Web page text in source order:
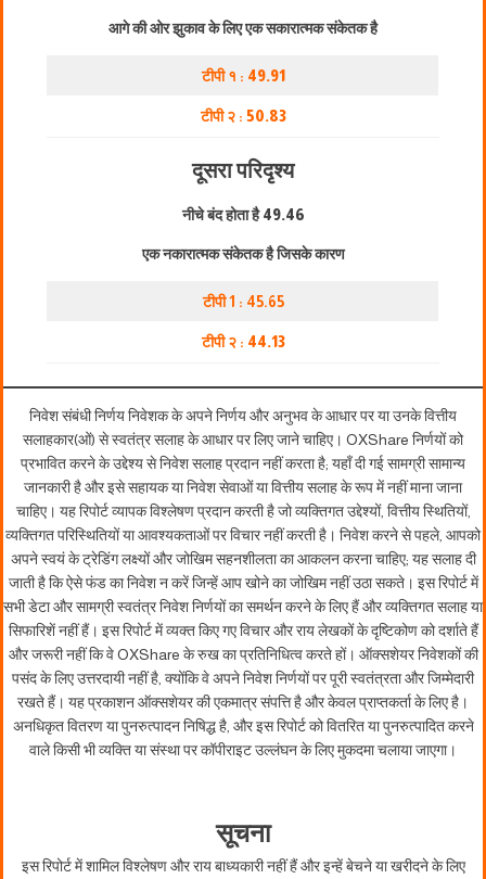
आगे की ओर झुकाव के लिए एक सकारात्मक संकेतक है
टीपी १ : 49.91
टीपी २ : 50.83
दूसरा परिदृश्य
नीचे बंद होता है49.46
एक नकारात्मक संकेतक है जिसके कारण
टीपी 1 : 45.65
टीपी २ : 44.13
निवेश संबंधी निर्णय निवेशक के अपने निर्णय और अनुभव के आधार पर या उनके वित्तीय
सलाहकार(ओं) से स्वतंत्र सलाह के आधार पर लिए जाने चाहिए। OXShare निर्णयों को
प्रभावित करने के उद्देश्य से निवेश सलाह प्रदान नहीं करता है; यहाँ दी गई सामग्री सामान्य
जानकारी है और इसे सहायक या निवेश सेवाओं या वित्तीय सलाह के रूप में नहीं माना जाना
चाहिए। यह रिपोर्ट व्यापक विश्लेषण प्रदान करती है जो व्यक्तिगत उद्देश्यों, वित्तीय स्थितियों,
व्यक्तिगत परिस्थितियों या आवश्यकताओं पर विचार नहीं करती है। निवेश करने से पहले, आपको
अपने स्वयं के ट्रेडिंग लक्ष्यों और जोखिम सहनशीलता का आकलन करना चाहिए; यह सलाह दी
जाती है कि ऐसे फंड का निवेश न करें जिन्हें आप खोने का जोखिम नहीं उठा सकते। इस रिपोर्ट में
सभी डेटा और सामग्री स्वतंत्र निवेश निर्णयों का समर्थन करने के लिए हैं और व्यक्तिगत सलाह या
सिफारिशें नहीं हैं। इस रिपोर्ट में व्यक्त किए गए विचार और राय लेखकों के दृष्टिकोण को दर्शाते हैं
और जरूरी नहीं कि वे OXShare के रुख का प्रतिनिधित्व करते हों। ऑक्सशेयर निवेशकों की
पसंद के लिए उत्तरदायी नहीं है, क्योंकि वे अपने निवेश निर्णयों पर पूरी स्वतंत्रता और जिम्मेदारी
रखते हैं। यह प्रकाशन ऑक्सशेयर की एकमात्र संपत्ति है और केवल प्राप्तकर्ता के लिए है।
अनधिकृत वितरण या पुनरुत्पादन निषिद्ध है, और इस रिपोर्ट को वितरित या पुनरुत्पादित करने
वाले किसी भी व्यक्ति या संस्था पर कॉपीराइट उल्लंघन के लिए मुकदमा चलाया जाएगा।
सूचना
इस रिपोर्ट में शामिल विश्लेषण और राय बाध्यकारी नहीं हैं और इन्हें बेचने या खरीदने के लिए